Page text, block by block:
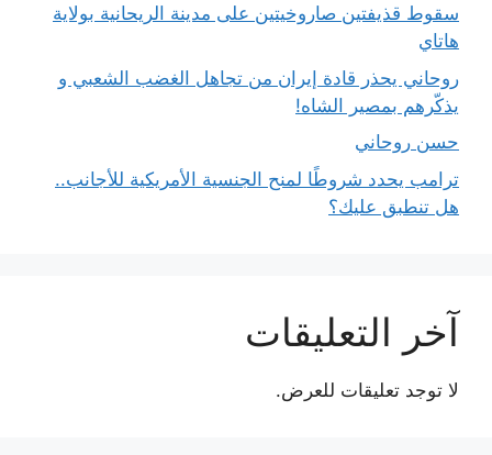
سقوط قذيفتين صاروخيتين على مدينة الريحانية بولاية
هاتاي
روحاني يحذر قادة إيران من تجاهل الغضب الشعبي و
يذكّرهم بمصير الشاه!
حسن روحاني
ترامب يحدد شروطًا لمنح الجنسية الأمريكية للأجانب..
هل تنطبق عليك؟
آخر التعليقات
لا توجد تعليقات للعرض.